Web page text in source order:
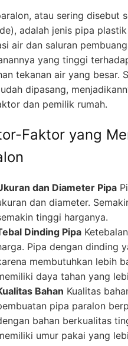
atau sering disebut
adalah jenis pipa
air dan saluran
yang tinggi
tekanan air yang besar.
dipasang,
dan pemilik rumah.
Faktor yang
dan Diameter Pipa
dan diameter.
tinggi harganya.
Dinding Pipa
Pipa dengan dinding
membutuhkan lebih
daya tahan yang
Bahan Kualitas
pipa paralon
bahan berkualitas
umur pakai yang